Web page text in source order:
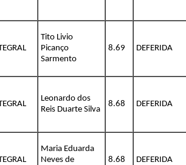
Tito Livio
Picanço
Sarmento
8.69 DEFERIDA
Leonardo dos
Reis Duarte Silva
8.68 DEFERIDA
Maria Eduarda
Neves de
8.68 DEFERIDA